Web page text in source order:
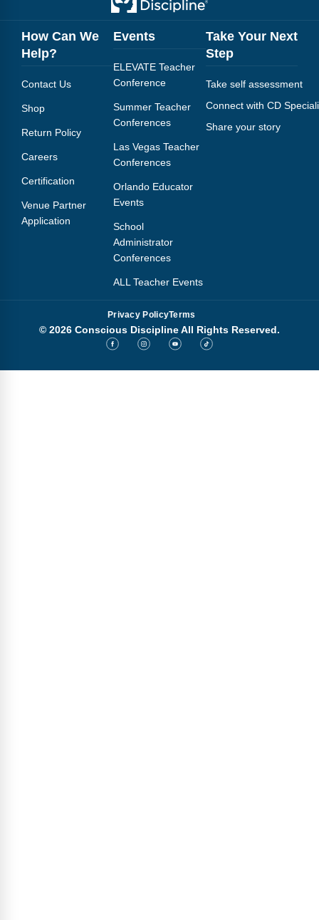
How Can We
Help?
Contact Us
Shop
Return Policy
Careers
Certification
Venue Partner
Application
Events
ELEVATE Teacher
Conference
Summer Teacher
Conferences
Las Vegas Teacher
Conferences
Orlando Educator
Events
School
Administrator
Conferences
ALL Teacher Events
Take Your Next
Step
Take self assessment
Connect with CD
Share your story
Privacy PolicyTerms
© 2026 Conscious Discipline All Rights Reserved.